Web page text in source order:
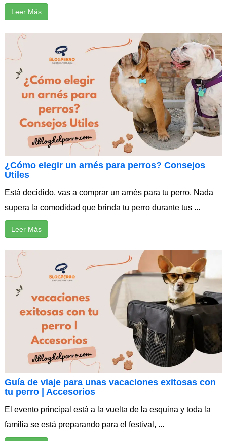
Leer Más
¿Cómo elegir un arnés para perros? Consejos
Utiles
Está decidido, vas a comprar un arnés para tu perro. Nada
supera la comodidad que brinda tu perro durante tus ...
Leer Más
Guía de viaje para unas vacaciones exitosas con
tu perro | Accesorios
El evento principal está a la vuelta de la esquina y toda la
familia se está preparando para el festival, ...